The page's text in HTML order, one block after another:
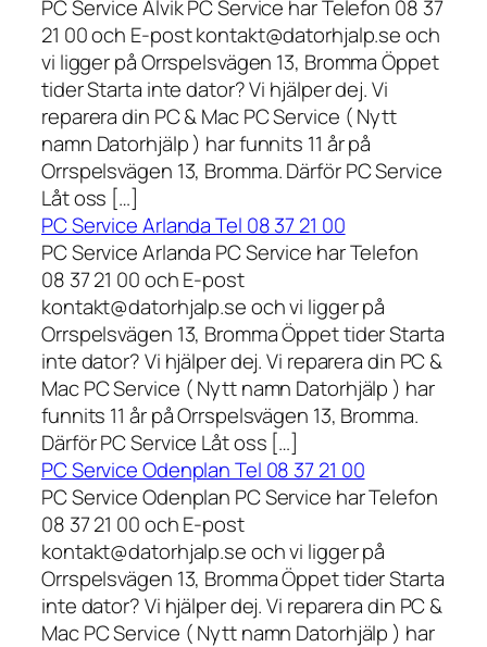
PC Service Alvik PC Service har Telefon 08 37
21 00 och E-post kontakt@datorhjalp.se och
vi ligger på Orrspelsvägen 13, Bromma Öppet
tider Starta inte dator? Vi hjälper dej. Vi
reparera din PC & Mac PC Service ( Nytt
namn Datorhjälp ) har funnits 11 år på
Orrspelsvägen 13, Bromma. Därför PC Service
Låt oss […]
PC Service Arlanda Tel 08 37 21 00
PC Service Arlanda PC Service har Telefon
08 37 21 00 och E-post
kontakt@datorhjalp.se och vi ligger på
Orrspelsvägen 13, Bromma Öppet tider Starta
inte dator? Vi hjälper dej. Vi reparera din PC &
Mac PC Service ( Nytt namn Datorhjälp ) har
funnits 11 år på Orrspelsvägen 13, Bromma.
Därför PC Service Låt oss […]
PC Service Odenplan Tel 08 37 21 00
PC Service Odenplan PC Service har Telefon
08 37 21 00 och E-post
kontakt@datorhjalp.se och vi ligger på
Orrspelsvägen 13, Bromma Öppet tider Starta
inte dator? Vi hjälper dej. Vi reparera din PC &
Mac PC Service ( Nytt namn Datorhjälp ) har